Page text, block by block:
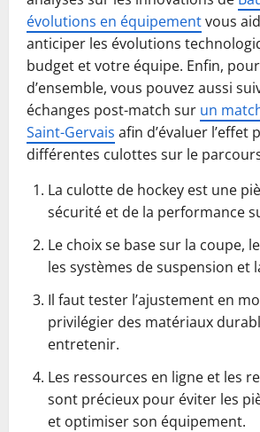
évolutions en équipementvous
anticiper les évolutions
budget et votre équipe. Enfin,
d’ensemble, vous pouvez aussi
échanges post-match sur un
Saint-Gervais afin d’évaluer l’effet
différentes culottes sur le
La culotte de hockey est une
sécurité et de la performance
Le choix se base sur la coupe,
les systèmes de suspension et
Il faut tester l’ajustement en
privilégier des matériaux
entretenir.
Les ressources en ligne et les
sont précieux pour éviter les
et optimiser son équipement.